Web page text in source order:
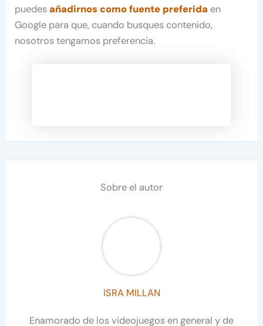
puedesañadirnos como fuente preferida en
Google para que, cuando busques contenido,
nosotros tengamos preferencia.
Sobre el autor
ISRA MILLAN
Enamorado de los videojuegos en general y de